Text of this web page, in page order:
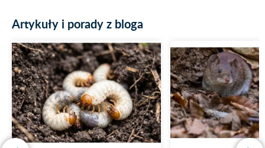
Artykuły i porady z bloga